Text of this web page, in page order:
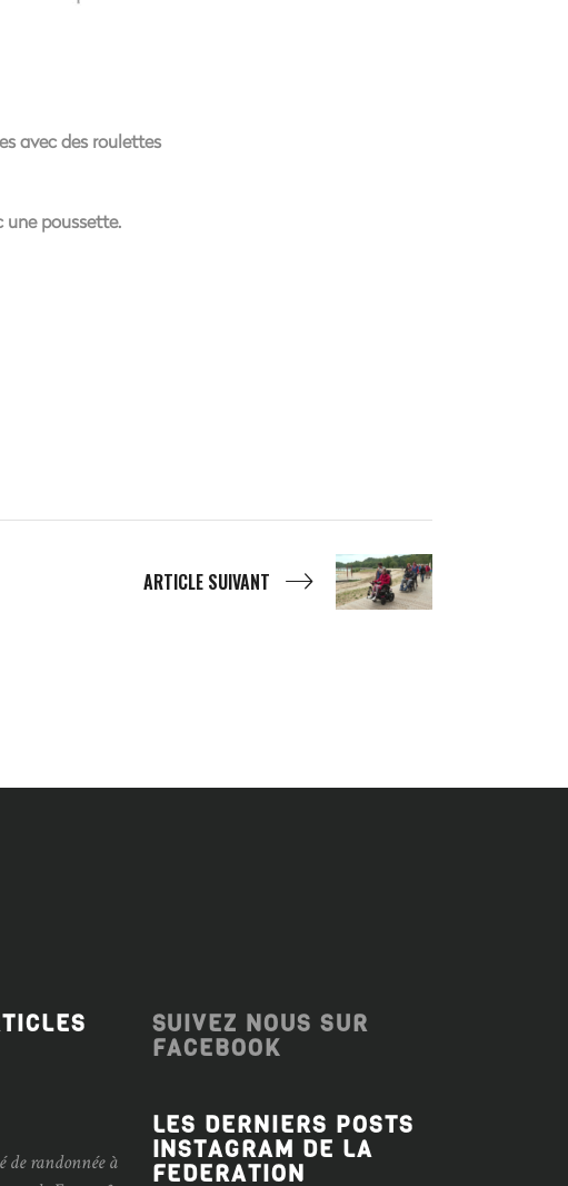
avec des roulettes
une poussette.
ARTICLE SUIVANT
de randonnée à
SUIVEZ NOUS SUR
FACEBOOK
LES DERNIERS POSTS
INSTAGRAM DE LA
FEDERATION